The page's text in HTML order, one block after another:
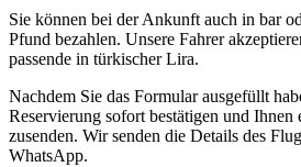
Sie können bei der Ankunft auch in bar
Pfund bezahlen. Unsere Fahrer
passende in türkischer Lira.
Nachdem Sie das Formular ausgefüllt
Reservierung sofort bestätigen und
zusenden. Wir senden die Details des
WhatsApp.